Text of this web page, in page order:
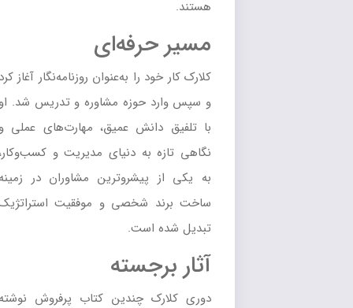
مسیر حرفه‌ای
کلارک کار خود را به‌عنوان روزنامه‌نگار آغاز کرد
و سپس وارد حوزه مشاوره و تدریس شد. او
با تلفیق دانش عمیق، مهارت‌های عملی و
نگاهی تازه به دنیای مدیریت و کسب‌وکار،
به یکی از پیشروترین مشاوران در زمینه
ساخت برند شخصی و موفقیت استراتژیک
تبدیل شده است.
آثار برجسته
دوری کلارک چندین کتاب پرفروش نوشته